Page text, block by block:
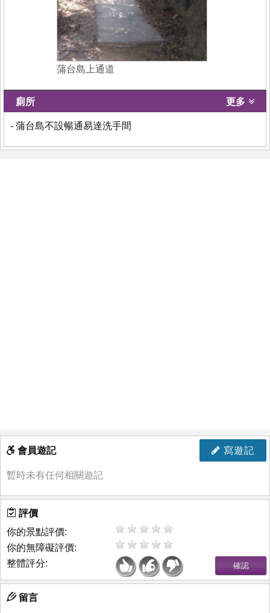
蒲台島上通道
廁所 更多
- 蒲台島不設暢通易達洗手間
寫遊記
會員遊記
暫時未有任何相關遊記
評價
你的景點評價:
你的無障礙評價:
整體評分:
留言